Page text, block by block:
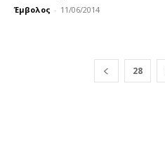
Έμβολος - 11/06/2014
28